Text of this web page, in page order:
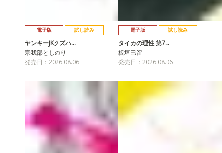
電子版 試し読み
ヤンキーJKクズハ…
宗我部としのり
発売日：2026.08.06
電子版 試し読み
タイカの理性 第7…
板垣巴留
発売日：2026.08.06